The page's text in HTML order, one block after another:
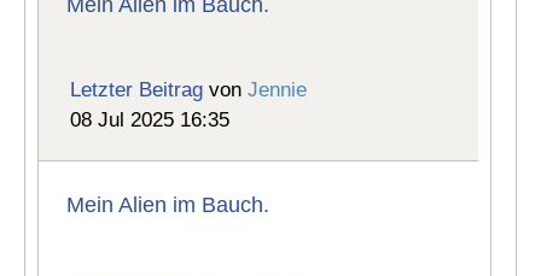
Mein Alien im Bauch.
Letzter Beitrag vonJennie
08 Jul 2025 16:35
Mein Alien im Bauch.